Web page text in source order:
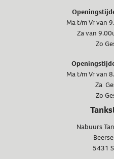
Ma t/m Vr van
Za van
Zo
Ma t/m Vr van
Za
Zo
Nabuurs
5431